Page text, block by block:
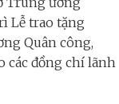
Lễ trao tặng
Quân công,
các đồng chí lãnh